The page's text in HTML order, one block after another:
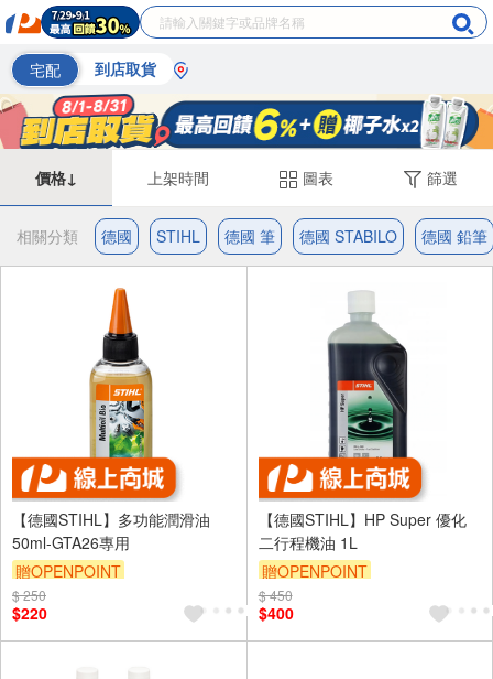
宅配 到店取貨
價格↓ 上架時間 圖表 篩選
相關分類 德國 STIHL 德國 筆 德國 STABILO 德國 鉛筆
【德國STIHL】多功能潤滑油
50ml-GTA26專用
贈OPENPOINT
$ 250
$220
【德國STIHL】HP Super 優化
二行程機油 1L
贈OPENPOINT
$ 450
$400